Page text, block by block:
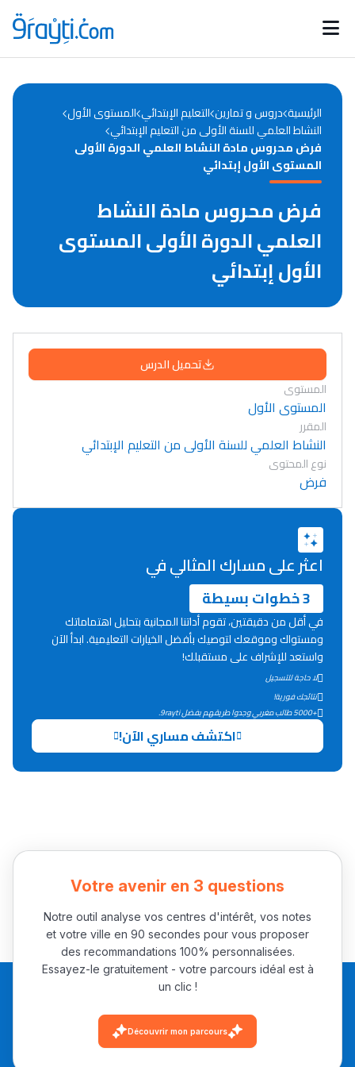
Catégories
d'actualités
Annonces bourses
Collège au Maroc
+ de 78 Sujets
+ de 89 Interviews/Vidéos
الرئيسية دروس و تمارين التعليم الإبتدائي المستوى الأول
النشاط العلمي للسنة الأولى من التعليم الإبتدائي
فرض محروس مادة النشاط العلمي الدورة الأولى
المستوى الأول إبتدائي
فرض محروس مادة النشاط
العلمي الدورة الأولى المستوى
الأول إبتدائي
تحميل الدرس
المستوى
المستوى الأول
المقرر
النشاط العلمي للسنة الأولى من التعليم الإبتدائي
نوع المحتوى
فرض
اعثر على مسارك المثالي في
3 خطوات بسيطة
في أقل من دقيقتين، تقوم أداتنا المجانية بتحليل اهتماماتك
ومستواك وموقعك لتوصيك بأفضل الخيارات التعليمية. ابدأ الآن
واستعد للإشراف على مستقبلك!
لا حاجة للتسجيل
نتائجك فورية!
+5000 طالب مغربي وجدوا طريقهم بفضل 9rayti.
اكتشف مساري الآن!
Votre avenir en 3 questions
Notre outil analyse vos centres d'intérêt, vos notes
et votre ville en 90 secondes pour vous proposer
des recommandations 100% personnalisées.
Essayez-le gratuitement - votre parcours idéal est à
un clic !
Découvrir mon parcours